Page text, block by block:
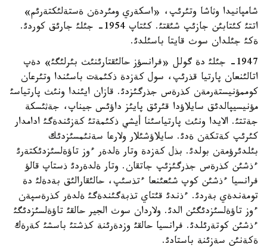
شامپانيدا وثاشا وتئرئپ، «اسكةري ومئردةن ةستةلئكتةرئم»
اتتئ كئتابئن جازئپ شئقتئ. كئتاپ 1954- جئلئ جارئق كوردئ.
ةكئ جئلدان سوث قايتا باسئلدئ.
1947- جئلئ دة گولل «فرانسؤز حالئقتارئنئث بئرلئگئ» دةپ
اتالئنعان پارتيا قذرئپ، سول كةزدة ذكئمةت باسئندا وتئرعان
كوممؤنيستةرمةن كذرةس جذرگئزدئ. قازان ايئندا ونئث پارتياسئ
مؤنيسيپالدئق سايلاؤدا قئرئق پايئز داؤئس جيناپ، جةثئسكة
جةتتئ. الايدا ونئث پارتياسئنا أيشي ذكئمةتئ كةزئندةگئ ادامدار
كئرئپ كةتكةن ةدئ. سايلاؤشئلار ولارعا سةنئمسئزدئك
بئلدئرؤمةن بولدئ. بذل كةزدة وتار ةلدةر ءوز تاؤةلسئزدئكتةرئ
ءذشئن كذرةس جذرگئزئپ جاتقان. وتار ةلدةردئ ذستاپ قالؤ
فرانسيا ءذشئن كوپ شئعئنعا ءتذسئپ، حالئقارالئق بةدةلئ دة
تومةندةي بةردئ. ءذندئ قئتاي تذبةگئندةگئ ةلدةر كذرةسپةن
ءوز تاؤةلسئزدئگئن الدئ. ولاردان سوث الجير حالقئ تاؤةلسئزدئگئ
ءذشئن كوتةرئلدئ. فرانسيا حالقئ وزدةرئنة كذشتئ باسشئ كةرةك
ةكةنئن سةزئنة باستادئ.